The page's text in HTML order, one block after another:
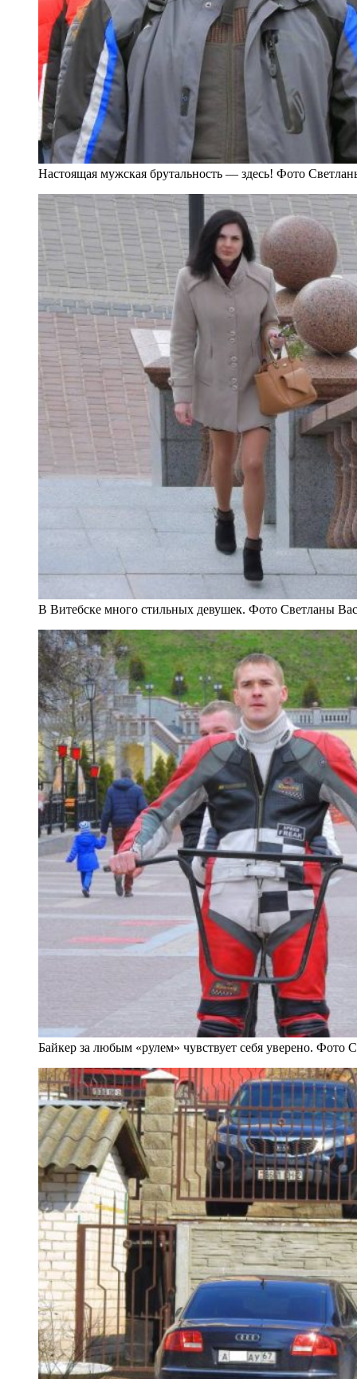
Настоящая мужская брутальность — здесь! Фото
В Витебске много стильных девушек. Фото Светланы
Байкер за любым «рулем» чувствует себя уверено. Фото